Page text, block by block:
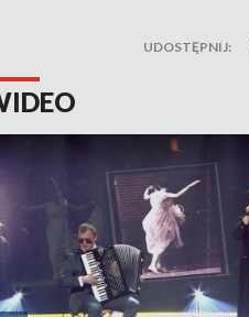
UDOSTĘPNIJ: